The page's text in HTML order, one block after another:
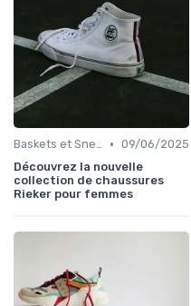
Baskets et Sneakers • 09/06/2025
Découvrez la nouvelle
collection de chaussures
Rieker pour femmes